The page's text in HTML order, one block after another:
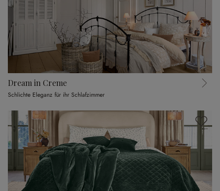
Dream in Creme
Schlichte Eleganz für ihr Schlafzimmer